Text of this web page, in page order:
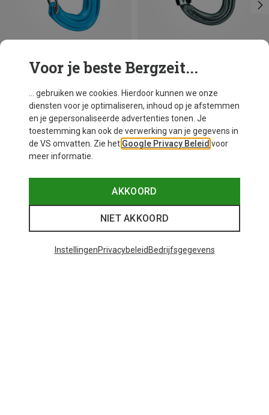
Je bespaart 18%
Petzl
William Ball-Lock HMS Karabiner
€ 25,07
BALL-LOCK
Voor je beste Bergzeit...
... gebruiken we cookies. Hierdoor kunnen we onze
diensten voor je optimaliseren, inhoud op je afstemmen
en je gepersonaliseerde advertenties tonen. Je
toestemming kan ook de verwerking van je gegevens in
de VS omvatten. Zie het Google Privacy Beleid voor
meer informatie.
AKKOORD
NIET AKKOORD
InstellingenPrivacybeleid Bedrijfsgegevens